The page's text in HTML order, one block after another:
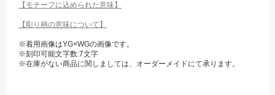
【モチーフに込められた意味】
【彫り柄の意味について】
※着用画像はYG×WGの画像です。
※刻印可能文字数:7文字
※在庫がない商品に関しましては、オーダーメイドにて承ります。